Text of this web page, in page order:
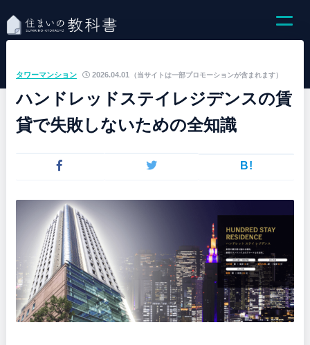
（当サイトは一部プロモーションが含まれます）
タワーマンション 2026.04.01
ハンドレッドステイレジデンスの賃
貸で失敗しないための全知識
B!